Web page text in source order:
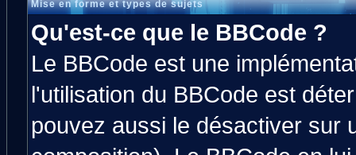
Mise en forme et types de sujets
Qu'est-ce que le BBCode ?
Le BBCode est une
l'utilisation du BBCode est
pouvez aussi le désactiver sur